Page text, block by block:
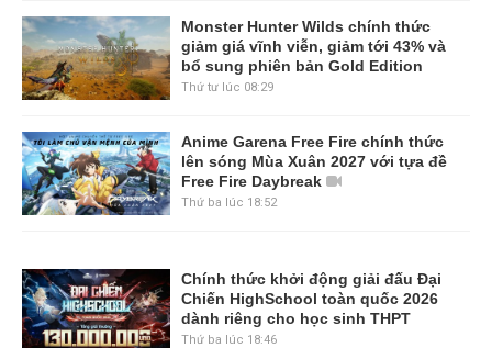
Monster Hunter Wilds chính thức
giảm giá vĩnh viễn, giảm tới 43% và
bổ sung phiên bản Gold Edition
Thứ tư lúc 08:29
Anime Garena Free Fire chính thức
lên sóng Mùa Xuân 2027 với tựa đề
Free Fire Daybreak
Thứ ba lúc 18:52
Chính thức khởi động giải đấu Đại
Chiến HighSchool toàn quốc 2026
dành riêng cho học sinh THPT
Thứ ba lúc 18:46